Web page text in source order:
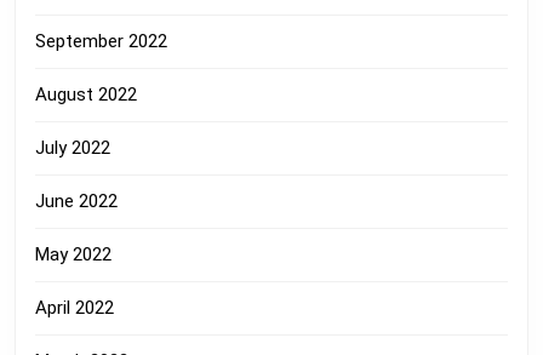
September 2022
August 2022
July 2022
June 2022
May 2022
April 2022